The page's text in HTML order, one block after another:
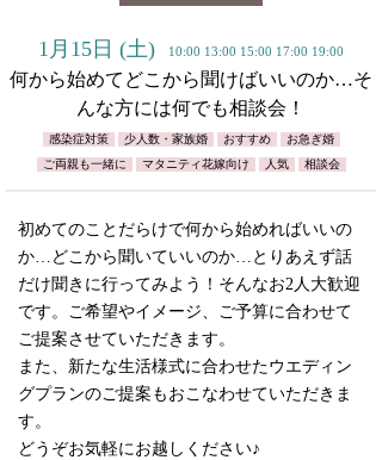
1月15日 (土) 10:00 13:00 15:00 17:00 19:00
何から始めてどこから聞けばいいのか…そ
んな方には何でも相談会！
感染症対策 少人数・家族婚 おすすめ
お急ぎ婚
ご両親も一緒に
マタニティ花嫁向け 人気 相談会
初めてのことだらけで何から始めればいいの
か…どこから聞いていいのか…とりあえず話
だけ聞きに行ってみよう！そんなお2人大歓迎
です。ご希望やイメージ、ご予算に合わせて
ご提案させていただきます。
また、新たな生活様式に合わせたウエディン
グプランのご提案もおこなわせていただきま
す。
どうぞお気軽にお越しください♪